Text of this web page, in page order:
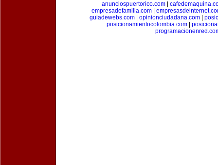
anunciospuertorico.com|
empresadefamilia.com
guiadewebs.com
opinionciudadana.com
posicionamientocolombia.com|